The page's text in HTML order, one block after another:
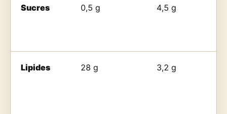
Sucres 0,5 g 4,5 g
Lipides 28 g 3,2 g